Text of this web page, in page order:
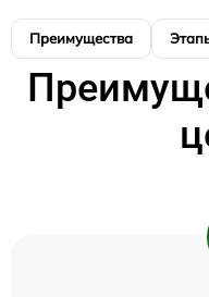
Преимущества